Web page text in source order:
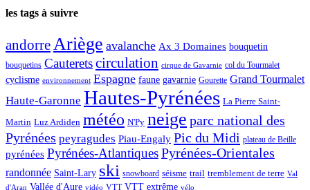
les tags à suivre
andorreAriège avalanche Ax 3 Domaines bouquetin
bouquetins Cauteretscirculation cirque de Gavarnie col du Tourmalet
cyclisme environnement Espagne faune gavarnie Gourette Grand Tourmalet
Haute-Garonne Hautes-Pyrénées La Pierre Saint-
Martin Luz Ardiden météo N'Py neige parc national des
Pyrénées peyragudes Piau-Engaly Pic du Midi plateau de Beille
pyrénées Pyrénées-AtlantiquesPyrénées-Orientales
randonnée Saint-Lary ski snowboard séisme trail tremblement de terre Val
d'Aran Vallée d'Aure vidéo VTT VTT extrême vélo